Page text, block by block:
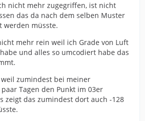
nicht mehr zugegriffen, ist nicht
das da nach dem selben Muster
werden müsste.
mehr rein weil ich Grade von Luft
und alles so umcodiert habe das
zumindest bei meiner
Tagen den Punkt im 03er
zeigt das zumindest dort auch -128